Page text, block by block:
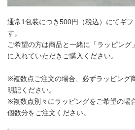
通常1包装につき500円（税込）にてギ
す。
ご希望の方は商品と一緒に「ラッピング
に入れていただきご購入ください。
※複数点ご注文の場合、必ずラッピング
明記ください。
※複数点別々にラッピングをご希望の場
個数分をご注文ください。